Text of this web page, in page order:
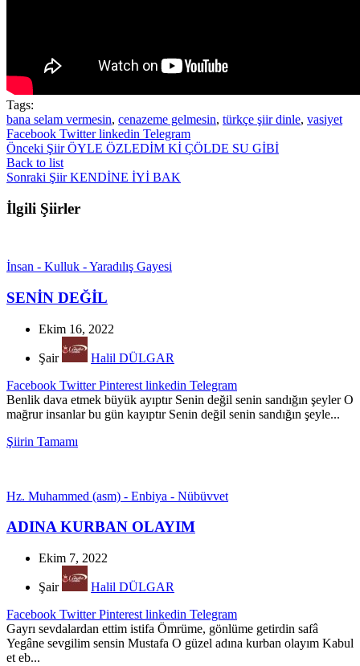
Tags:
bana selam vermesin, cenazeme gelmesin, türkçe şiir dinle, vasiyet
Facebook Twitter linkedin Telegram
Önceki Şiir ÖYLE ÖZLEDİM Kİ ÇÖLDE SU GİBİ
Back to list
Sonraki Şiir KENDİNE İYİ BAK
İlgili Şiirler
İnsan - Kulluk - Yaradılış Gayesi
SENİN DEĞİL
Ekim 16, 2022
Şair
Halil DÜLGAR
Facebook Twitter Pinterest linkedin Telegram
Benlik dava etmek büyük ayıptır Senin değil senin sandığın şeyler O
mağrur insanlar bu gün kayıptır Senin değil senin sandığın şeyle...
Şiirin Tamamı
Hz. Muhammed (asm) - Enbiya - Nübüvvet
ADINA KURBAN OLAYIM
Ekim 7, 2022
Şair
Halil DÜLGAR
Facebook Twitter Pinterest linkedin Telegram
Gayrı sevdalardan ettim istifa Ömrüme, gönlüme getirdin safâ
Yegâne sevgilim sensin Mustafa O güzel adına kurban olayım Kabul
et eb...